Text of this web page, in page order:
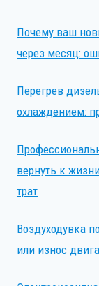
Почему ваш
через месяц:
Перегрев
охлаждением:
вернуть к
трат
Воздуходувка
или износ